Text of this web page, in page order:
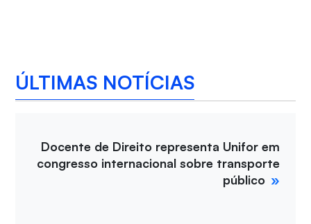
ÚLTIMAS NOTÍCIAS
Docente de Direito representa Unifor em
congresso internacional sobre transporte
público